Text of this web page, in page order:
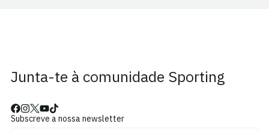
Junta-te à comunidade Sporting
Subscreve a nossa newsletter